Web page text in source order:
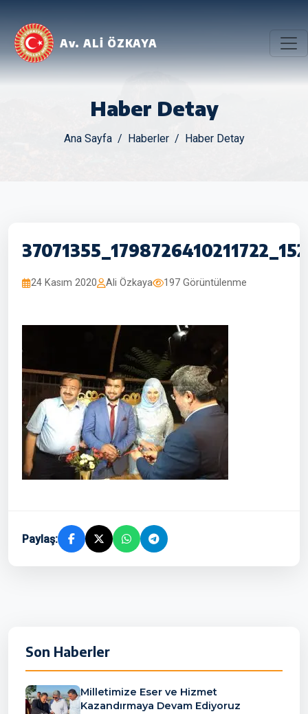
Av. ALİ ÖZKAYA
Haber Detay
Ana Sayfa Haberler Haber Detay
24 Kasım 2020 Ali Özkaya 197 Görüntülenme
Paylaş:
Son Haberler
Milletimize Eser ve Hizmet
Kazandırmaya Devam Ediyoruz